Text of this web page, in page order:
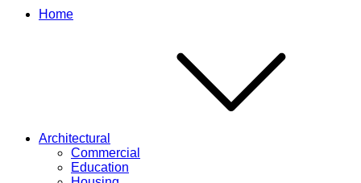
Home
Architectural
Commercial
Education